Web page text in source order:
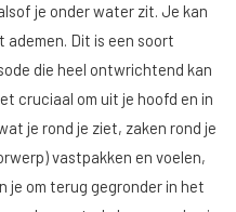
je onder water zit. Je kan
ademen. Dit is een soort
die heel ontwrichtend kan
cruciaal om uit je hoofd en in
je rond je ziet, zaken rond je
vastpakken en voelen,
je om terug gegronder in het